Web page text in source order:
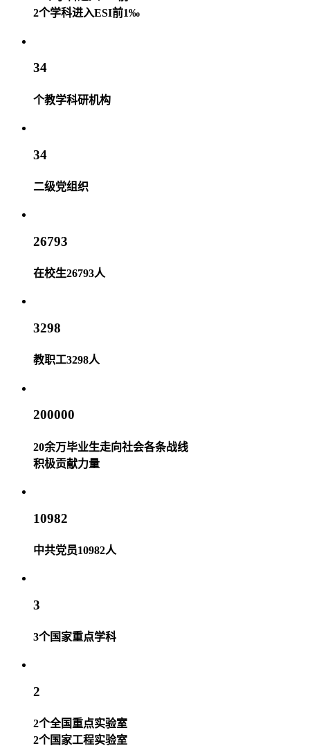
2个学科进入ESI前1‰
34
个教学科研机构
34
二级党组织
26793
在校生26793人
3298
教职工3298人
200000
20余万毕业生走向社会各条战线
积极贡献力量
10982
中共党员10982人
3
3个国家重点学科
2
2个全国重点实验室
2个国家工程实验室